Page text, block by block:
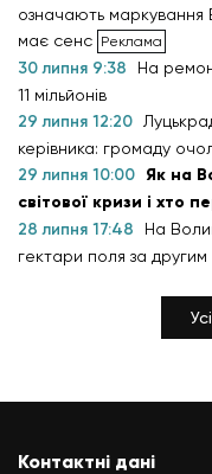
означають маркування
має сенс
30 липня 9:38
На
11 мільйонів
29 липня 12:20
керівника: громаду
29 липня 10:00 Як на
світової кризи і хто
28 липня 17:48
На
гектари поля за
Контактні дані